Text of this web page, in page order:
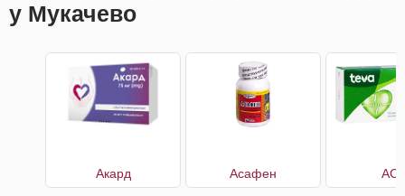
у Мукачево
Акард Асафен АСК